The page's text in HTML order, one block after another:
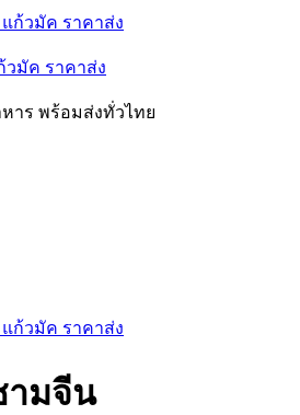
มัค ราคาส่ง
าร พร้อมส่งทั่วไทย
ามจีน